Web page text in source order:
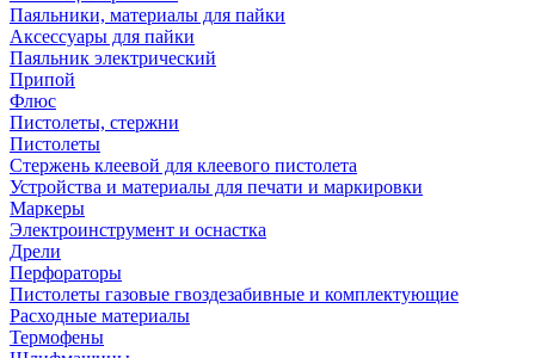
Паяльники, материалы для пайки
Аксессуары для пайки
Паяльник электрический
Припой
Флюс
Пистолеты, стержни
Пистолеты
Стержень клеевой для клеевого пистолета
Устройства и материалы для печати и маркировки
Маркеры
Электроинструмент и оснастка
Дрели
Перфораторы
Пистолеты газовые гвоздезабивные и комплектующие
Расходные материалы
Термофены